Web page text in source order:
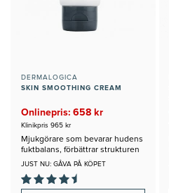
DERMALOGICA
SKIN SMOOTHING CREAM
Onlinepris: 658 kr
Klinikpris 965 kr
Mjukgörare som bevarar hudens
fuktbalans, förbättrar strukturen
JUST NU: GÅVA PÅ KÖPET